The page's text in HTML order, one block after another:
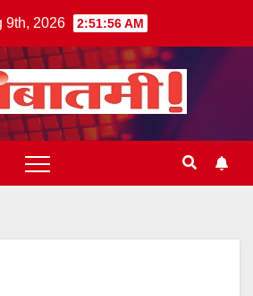
9th, 2026 2:51:57 AM